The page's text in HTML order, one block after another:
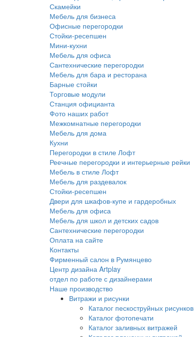
Скамейки
Мебель для бизнеса
Офисные перегородки
Стойки-ресепшен
Мини-кухни
Мебель для офиса
Сантехнические перегородки
Мебель для бара и ресторана
Барные стойки
Торговые модули
Станция официанта
Фото наших работ
Межкомнатные перегородки
Мебель для дома
Кухни
Перегородки в стиле Лофт
Реечные перегородки и интерьерные рейки
Мебель в стиле Лофт
Мебель для раздевалок
Стойки-ресепшен
Двери для шкафов-купе и гардеробных
Мебель для офиса
Мебель для школ и детских садов
Сантехнические перегородки
Оплата на сайте
Контакты
Фирменный салон в Румянцево
Центр дизайна Artplay
отдел по работе с дизайнерами
Наше производство
Витражи и рисунки
Каталог пескоструйных рисунков
Каталог фотопечати
Каталог заливных витражей